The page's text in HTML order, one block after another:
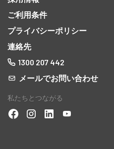
ご利用条件
プライバシーポリシー
連絡先
1300 207 442
メールでお問い合わせ
私たちとつながる